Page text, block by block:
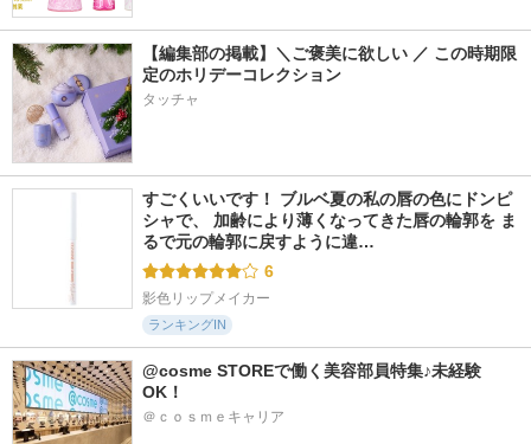
【編集部の掲載】＼ご褒美に欲しい ／ この時期限
定のホリデーコレクション
タッチャ
すごくいいです！ ブルベ夏の私の唇の色にドンピ
シャで、 加齢により薄くなってきた唇の輪郭を ま
るで元の輪郭に戻すように違…
6
影色リップメイカー
ランキングIN
@cosme STOREで働く美容部員特集♪未経験
OK！
＠ｃｏｓｍｅキャリア